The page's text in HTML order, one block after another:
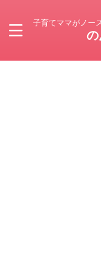
子育てママがノー